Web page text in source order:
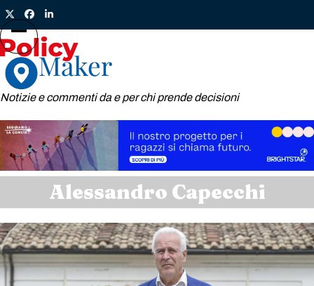
Skip
to
content
TwitterFacebook
LinkedIn
Notizie e commenti da e per chi prende decisioni
Open
mobile
menu
Close
mobile
menu
Alessandro Capecchi